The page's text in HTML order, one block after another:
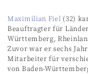
Maximilian Fiel (32)
Beauftragter für
Württemberg,
Zuvor war er sechs
Mitarbeiter für
von Baden-